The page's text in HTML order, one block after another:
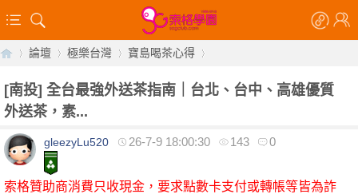
【 »
論壇 極樂台灣 寶島喝茶心得
[南投] 全台最強外送茶指南｜台北、台中、高雄優質
外送茶，素...
gleezyLu520 26-7-9 18:00:30 143 0
索格贊助商消費只收現金，要求點數卡支付或轉帳等皆為詐